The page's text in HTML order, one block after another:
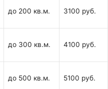
до 200 кв.м. 3100 руб.
до 300 кв.м. 4100 руб.
до 500 кв.м. 5100 руб.